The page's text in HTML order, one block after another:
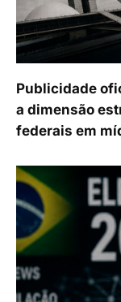
Publicidade
a dimensão
federais em